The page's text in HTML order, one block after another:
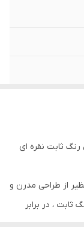
ثابت نقره ای
از طراحی مدرن و
، در برابر